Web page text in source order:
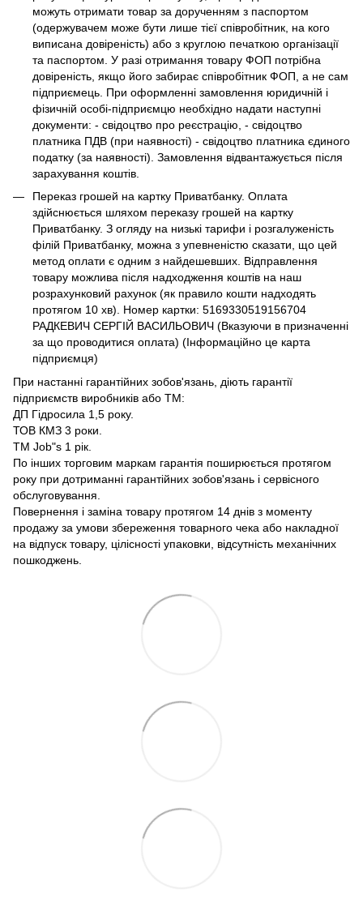
можуть отримати товар за дорученням з паспортом
(одержувачем може бути лише тієї співробітник, на кого
виписана довіреність) або з круглою печаткою організації
та паспортом. У разі отримання товару ФОП потрібна
довіреність, якщо його забирає співробітник ФОП, а не сам
підприємець. При оформленні замовлення юридичній і
фізичній особі-підприємцю необхідно надати наступні
документи: - свідоцтво про реєстрацію, - свідоцтво
платника ПДВ (при наявності) - свідоцтво платника єдиного
податку (за наявності). Замовлення відвантажується після
зарахування коштів.
Переказ грошей на картку Приватбанку. Оплата
здійснюється шляхом переказу грошей на картку
Приватбанку. З огляду на низькі тарифи і розгалуженість
філій Приватбанку, можна з упевненістю сказати, що цей
метод оплати є одним з найдешевших. Відправлення
товару можлива після надходження коштів на наш
розрахунковий рахунок (як правило кошти надходять
протягом 10 хв). Номер картки: 5169330519156704
РАДКЕВИЧ СЕРГІЙ ВАСИЛЬОВИЧ (Вказуючи в призначенні
за що проводитися оплата) (Інформаційно це карта
підприємця)
При настанні гарантійних зобов'язань, діють гарантії
підприємств виробників або ТМ:
ДП Гідросила 1,5 року.
ТОВ КМЗ 3 роки.
ТМ Job"s 1 рік.
По інших торговим маркам гарантія поширюється протягом
року при дотриманні гарантійних зобов'язань і сервісного
обслуговування.
Повернення і заміна товару протягом 14 днів з моменту
продажу за умови збереження товарного чека або накладної
на відпуск товару, цілісності упаковки, відсутність механічних
пошкоджень.